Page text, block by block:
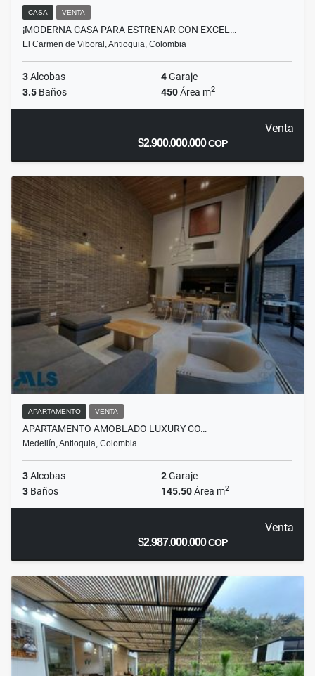
CASA VENTA
¡MODERNA CASA PARA ESTRENAR CON EXCEL…
El Carmen de Viboral, Antioquia, Colombia
3Alcobas 4Garaje
3.5 Baños 450Área m2
Venta
$2.900.000.000COP
APARTAMENTO VENTA
APARTAMENTO AMOBLADO LUXURY CO…
Medellín, Antioquia, Colombia
3Alcobas 2Garaje
3 Baños 145.50Área m2
Venta
$2.987.000.000COP